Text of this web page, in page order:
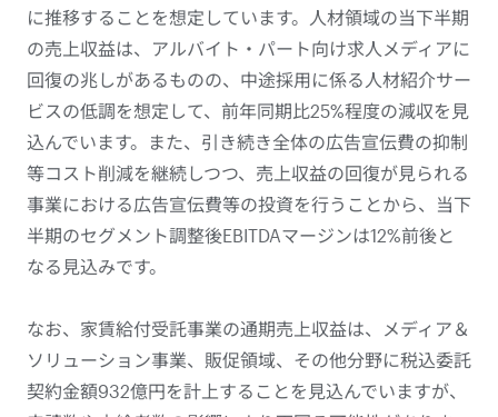
に推移することを想定しています。人材領域の当下半期
の売上収益は、アルバイト・パート向け求人メディアに
回復の兆しがあるものの、中途採用に係る人材紹介サー
ビスの低調を想定して、前年同期比25%程度の減収を見
込んでいます。また、引き続き全体の広告宣伝費の抑制
等コスト削減を継続しつつ、売上収益の回復が見られる
事業における広告宣伝費等の投資を行うことから、当下
半期のセグメント調整後EBITDAマージンは12%前後と
なる見込みです。
なお、家賃給付受託事業の通期売上収益は、メディア＆
ソリューション事業、販促領域、その他分野に税込委託
契約金額932億円を計上することを見込んでいますが、